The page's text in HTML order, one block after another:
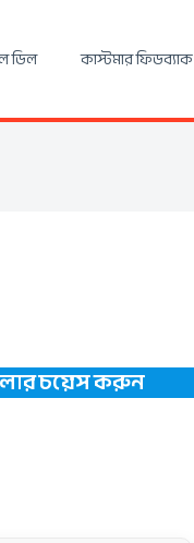
ডিল কাস্টমার ফিডব্যাক
চয়েস করুন